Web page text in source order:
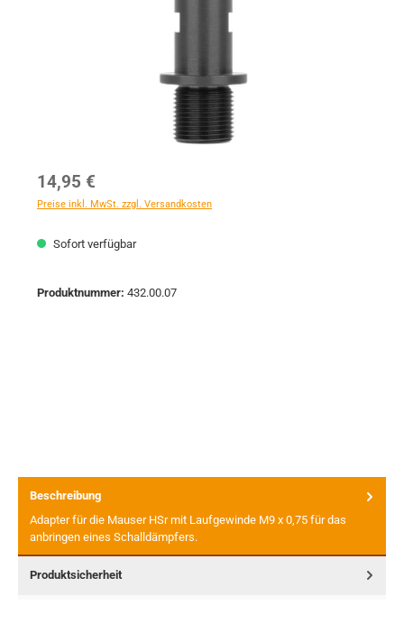
Regulärer Preis:
14,95 €
Preise inkl. MwSt. zzgl. Versandkosten
Sofort verfügbar
Produktnummer: 432.00.07
Beschreibung
Adapter für die Mauser HSr mit Laufgewinde M9 x 0,75 für das
anbringen eines Schalldämpfers.
Produktsicherheit